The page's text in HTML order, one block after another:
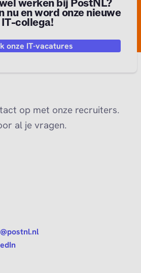
werken bij PostNL?
nu en word onze nieuwe
IT-collega!
onze IT-vacatures
op met onze recruiters.
al je vragen.